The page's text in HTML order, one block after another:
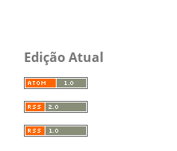
Edição Atual